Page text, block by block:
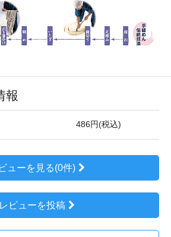
報
486円(税込)
ューを見る(0件)
レビューを投稿